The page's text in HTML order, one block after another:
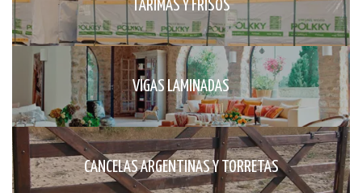
TARIMAS Y FRISOS
VIGAS LAMINADAS
CANCELAS ARGENTINAS Y TORRETAS